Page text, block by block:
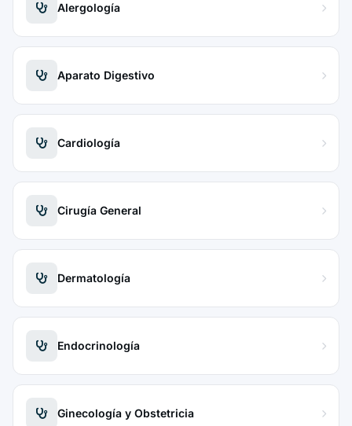
Alergología
Aparato Digestivo
Cardiología
Cirugía General
Dermatología
Endocrinología
Ginecología y Obstetricia